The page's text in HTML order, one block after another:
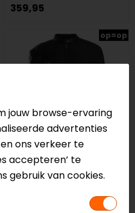
359,95
op=op
CLAW
jouw browse-ervaring
advertenties
ons verkeer te
accepteren’ te
gebruik van cookies.